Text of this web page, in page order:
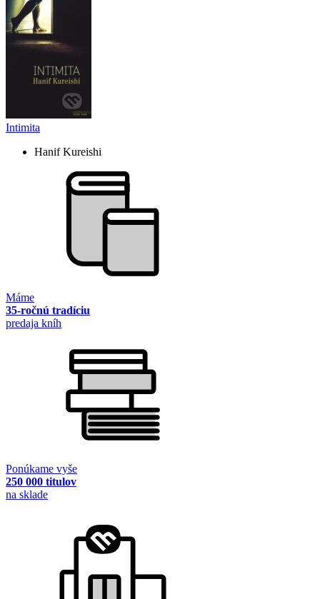
Intimita
Hanif Kureishi
Máme
35-ročnú tradíciu
predaja kníh
Ponúkame vyše
250 000 titulov
na sklade